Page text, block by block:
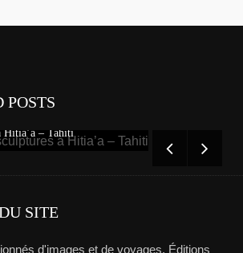
POSTS
– Tahiti
SITE
d'images et de voyages. Éditions